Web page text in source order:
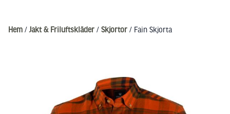
Hem / Jakt & Friluftskläder / Skjortor / Fain Skjorta